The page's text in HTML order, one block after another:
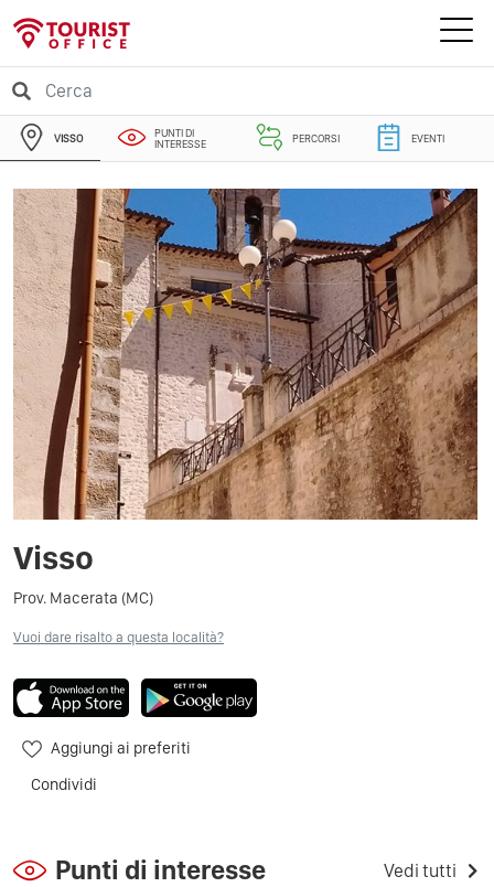
VISSO
PUNTI DI
INTERESSE
PERCORSI EVENTI
Visso
Prov. Macerata (MC)
Vuoi dare risalto a questa località?
Aggiungi ai preferiti
Condividi
Punti di interesse Vedi tutti